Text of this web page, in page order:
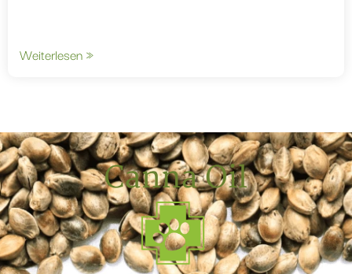
Weiterlesen »